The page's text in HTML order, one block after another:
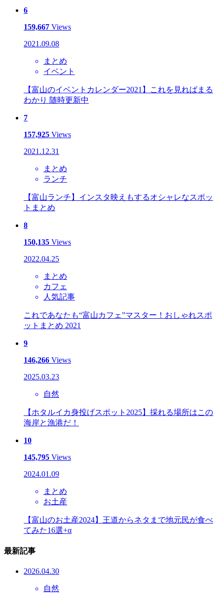
6
159,667 Views
2021.09.08
まとめ
イベント
【富山のイベントカレンダー2021】これを見ればまる
わかり 随時更新中
7
157,925 Views
2021.12.31
まとめ
ランチ
【富山ランチ】インスタ映えもするオシャレなスポッ
トまとめ
8
150,135 Views
2022.04.25
まとめ
カフェ
人気記事
これであなたも“富山カフェ”マスター！おしゃれスポ
ットまとめ 2021
9
146,266 Views
2025.03.23
自然
【ホタルイカ身投げスポット2025】採れる場所はこの
海岸と漁港だ！
10
145,795 Views
2024.01.09
まとめ
お土産
【富山のお土産2024】王道からネタまで地元民が食べ
てみた16選+α
最新記事
2026.04.30
自然